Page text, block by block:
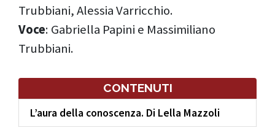
Trubbiani, Alessia Varricchio.
Voce: Gabriella Papini e Massimiliano
Trubbiani.
CONTENUTI
L’aura della conoscenza. Di Lella Mazzoli